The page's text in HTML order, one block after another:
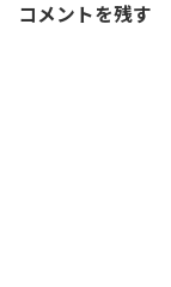
コメントを残す